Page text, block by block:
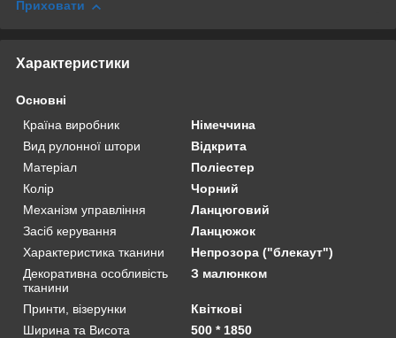
Приховати
Характеристики
Основні
Країна виробник
Німеччина
Вид рулонної штори
Відкрита
Матеріал
Поліестер
Колір
Чорний
Механізм управління
Ланцюговий
Засіб керування
Ланцюжок
Характеристика тканини
Непрозора ("блекаут")
Декоративна особливість
тканини
З малюнком
Принти, візерунки
Квіткові
Ширина та Висота
500 * 1850